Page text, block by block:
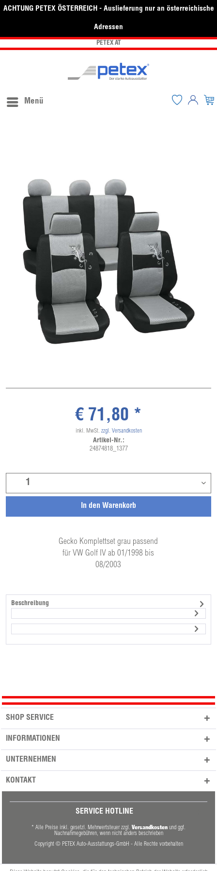
ACHTUNG PETEX ÖSTERREICH - Auslieferung nur an österreichische
Adressen
PETEX AT
Menü
Gecko Komplettset grau passend
für VW Golf IV ab 01/1998 bis
08/2003
In den Warenkorb
€ 71,80 *
inkl. MwSt. zzgl. Versandkosten
Artikel-Nr.:
24874818_1377
Beschreibung
SHOP SERVICE
INFORMATIONEN
UNTERNEHMEN
KONTAKT
SERVICE HOTLINE
* Alle Preise inkl. gesetzl. Mehrwertsteuer zzgl. Versandkosten und ggf.
Nachnahmegebühren, wenn nicht anders beschrieben
Copyright © PETEX Auto-Ausstattungs-GmbH - Alle Rechte vorbehalten